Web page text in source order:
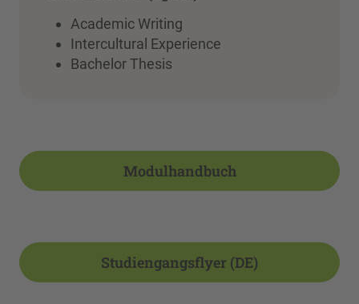
Academic Writing
Intercultural Experience
Bachelor Thesis
Modulhandbuch
Studiengangsflyer (DE)